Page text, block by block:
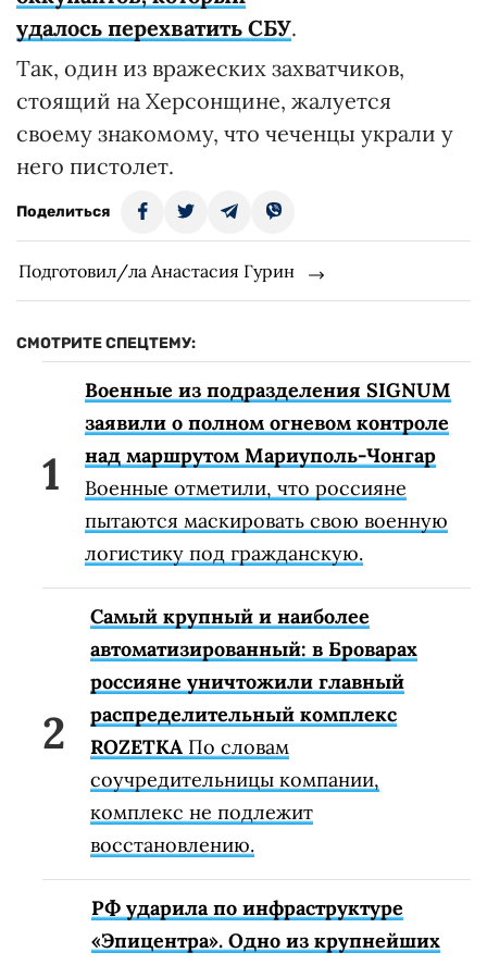
удалось перехватить СБУ.
Так, один из вражеских захватчиков,
стоящий на Херсонщине, жалуется
своему знакомому, что чеченцы украли у
него пистолет.
Поделиться
Подготовил/ла Анастасия Гурин
СМОТРИТЕ СПЕЦТЕМУ:
Военные из подразделения SIGNUM
заявили о полном огневом контроле
над маршрутом Мариуполь-Чонгар
Военные отметили, что россияне
пытаются маскировать свою военную
логистику под гражданскую.
Самый крупный и наиболее
автоматизированный: в Броварах
россияне уничтожили главный
распределительный комплекс
ROZETKA По словам
соучредительницы компании,
комплекс не подлежит
восстановлению.
РФ ударила по инфраструктуре
«Эпицентра». Одно из крупнейших